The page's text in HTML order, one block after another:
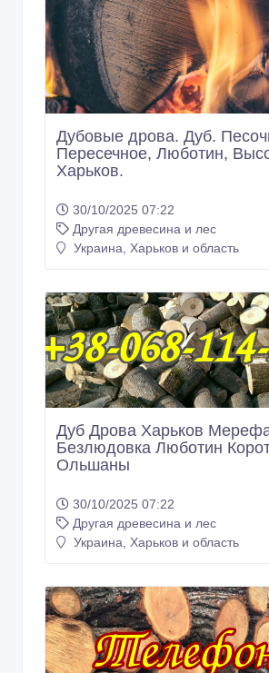
Дубовые дрова. Дуб.
Пересечное, Люботин,
Харьков.
30/10/2025 07:22
Другая древесина и лес
Украина, Харьков и область
Дуб Дрова Харьков
Безлюдовка Люботин
Ольшаны
30/10/2025 07:22
Другая древесина и лес
Украина, Харьков и область